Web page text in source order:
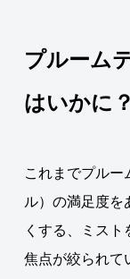
プルーム
はいかに？
これまでプルー
ル）の満足度を
くする、ミスト
焦点が絞られて